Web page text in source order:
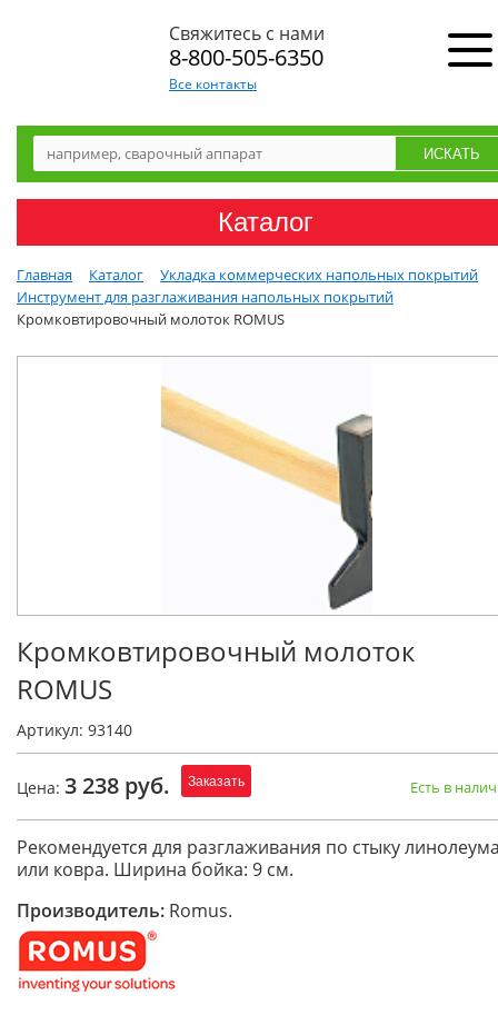
Свяжитесь с нами
8-800-505-6350
Все контакты
Каталог
Главная Каталог
Укладка коммерческих напольных покрытий
Инструмент для разглаживания напольных покрытий
Кромковтировочный молоток ROMUS
Кромковтировочный молоток
ROMUS
Артикул: 93140
Цена: 3 238 руб. Заказать Есть в
Рекомендуется для разглаживания по стыку
или ковра. Ширина бойка: 9 см.
Производитель: Romus.